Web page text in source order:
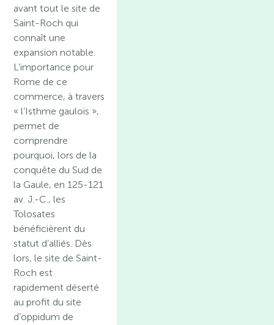
avant tout le site de
Saint-Roch qui
connaît une
expansion notable.
L’importance pour
Rome de ce
commerce, à travers
« l’Isthme gaulois »,
permet de
comprendre
pourquoi, lors de la
conquête du Sud de
la Gaule, en 125-121
av. J.-C., les
Tolosates
bénéficièrent du
statut d’alliés. Dès
lors, le site de Saint-
Roch est
rapidement déserté
au profit du site
d’oppidum de